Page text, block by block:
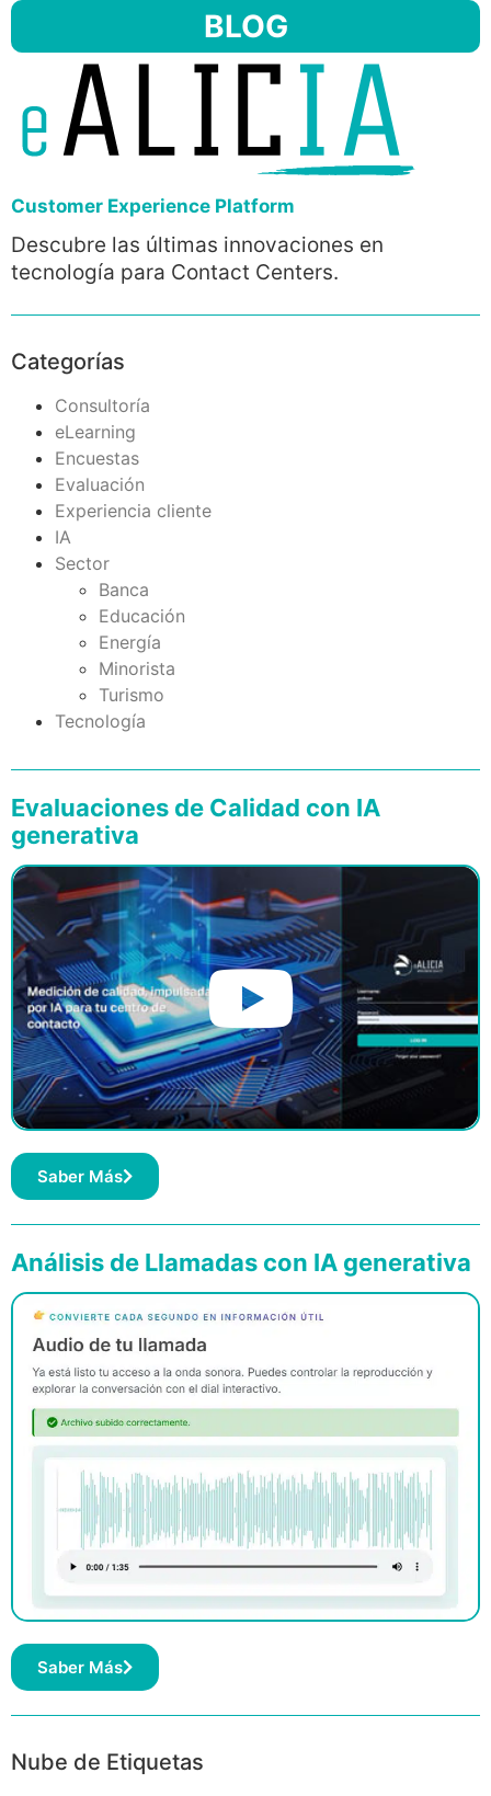
BLOG
Customer Experience Platform
Descubre las últimas innovaciones en
tecnología para Contact Centers.
Categorías
Consultoría
eLearning
Encuestas
Evaluación
Experiencia cliente
IA
Sector
Banca
Educación
Energía
Minorista
Turismo
Tecnología
Evaluaciones de Calidad con IA
generativa
Saber Más
Análisis de Llamadas con IA generativa
Saber Más
Nube de Etiquetas